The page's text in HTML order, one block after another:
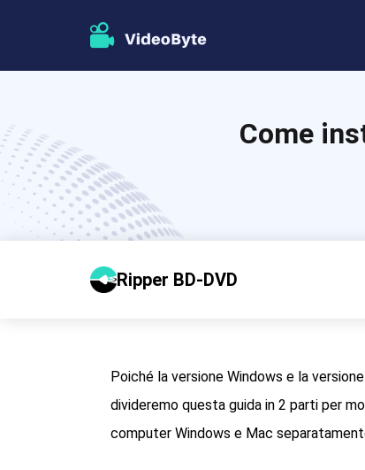
Come
Ripper BD-DVD
Poiché la versione Windows e la
divideremo questa guida in 2 parti per
computer Windows e Mac